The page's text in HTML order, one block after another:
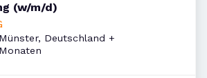
(w/m/d)
Münster, Deutschland +
: